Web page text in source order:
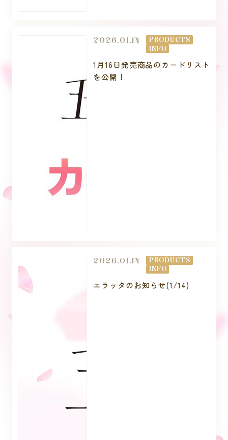
2026.01.14
PRODUCTS
INFO
1月16日発売商品のカードリスト
を公開！
2026.01.14
PRODUCTS
INFO
エラッタのお知らせ(1/14)